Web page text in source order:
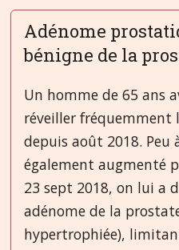
Adénome
bénigne de la
Un homme de 65 ans
réveiller
depuis août 2018. Peu
également augmenté
23 sept 2018, on lui a
adénome de la
hypertrophiée),